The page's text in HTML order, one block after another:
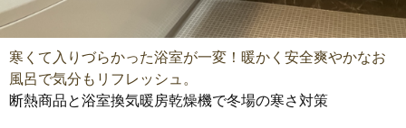
寒くて入りづらかった浴室が一変！暖かく安全爽やかなお
風呂で気分もリフレッシュ。
断熱商品と浴室換気暖房乾燥機で冬場の寒さ対策